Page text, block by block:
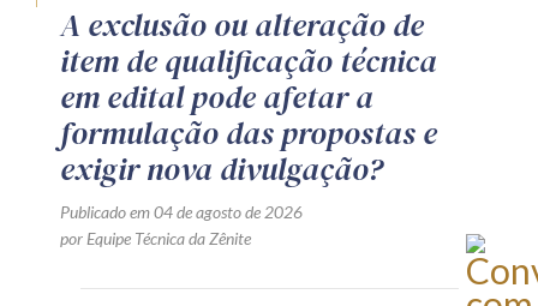
A exclusão ou alteração de
item de qualificação técnica
em edital pode afetar a
formulação das propostas e
exigir nova divulgação?
Publicado em 04 de agosto de 2026
por Equipe Técnica da Zênite